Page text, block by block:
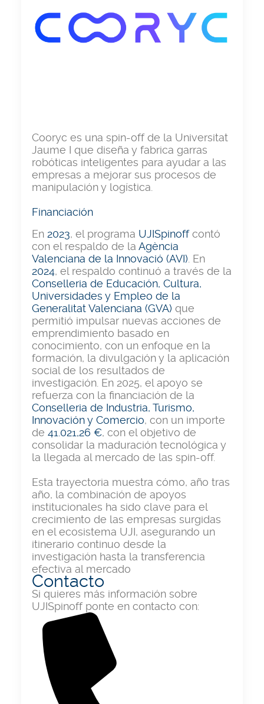
Cooryc es una spin-off de la Universitat
Jaume I que diseña y fabrica garras
robóticas inteligentes para ayudar a las
empresas a mejorar sus procesos de
manipulación y logística.
Financiación
En 2023, el programa UJISpinoffcontó
con el respaldo de la Agència
Valenciana de la Innovació (AVI) . En
2024, el respaldo continuó a través de la
Conselleria de Educación, Cultura,
Universidades y Empleo de la
Generalitat Valenciana (GVA) que
permitió impulsar nuevas acciones de
emprendimiento basado en
conocimiento, con un enfoque en la
formación, la divulgación y la aplicación
social de los resultados de
investigación. En 2025, el apoyo se
refuerza con la financiación de la
Conselleria de Industria, Turismo,
Innovación y Comercio, con un importe
de 41.021,26 €, con el objetivo de
consolidar la maduración tecnológica y
la llegada al mercado de las spin-off.
Esta trayectoria muestra cómo, año tras
año, la combinación de apoyos
institucionales ha sido clave para el
crecimiento de las empresas surgidas
en el ecosistema UJI, asegurando un
itinerario continuo desde la
investigación hasta la transferencia
efectiva al mercado
Contacto
Si quieres más información sobre
UJISpinoff ponte en contacto con: